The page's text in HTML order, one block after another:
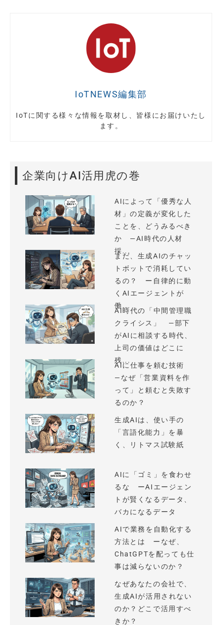
IoTNEWS編集部
IoTに関する様々な情報を取材し、皆様にお届けいたし
ます。
企業向けAI活用虎の巻
AIによって「優秀な人
材」の定義が変化した
ことを、どうみるべき
か —AI時代の人材
採...
まだ、生成AIのチャッ
トボットで消耗してい
るの？ ー自律的に動
くAIエージェントが
働...
AI時代の「中間管理職
クライシス」 —部下
がAIに相談する時代、
上司の価値はどこに
残...
AIに仕事を頼む技術
—なぜ「営業資料を作
って」と頼むと失敗す
るのか？
生成AIは、使い手の
「言語化能力」を暴
く、リトマス試験紙
AIに「ゴミ」を食わせ
るな ーAIエージェン
トが賢くなるデータ、
バカになるデータ
AIで業務を自動化する
方法とは ーなぜ、
ChatGPTを配っても仕
事は減らないのか？
なぜあなたの会社で、
生成AIが活用されない
のか？どこで活用すべ
きか？